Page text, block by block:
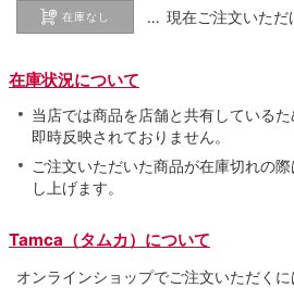
在庫なし … 現在ご注文いただ
在庫状況について
当店では商品を店舗と共有している
即時反映されておりません。
ご注文いただいた商品が在庫切れの
し上げます。
Tamca（タムカ）について
オンラインショップでご注⽂いただく